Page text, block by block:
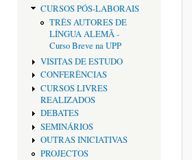
CURSOS PÓS-LABORAIS
TRÊS AUTORES DE
LÍNGUA ALEMÃ -
Curso Breve na UPP
VISITAS DE ESTUDO
CONFERÊNCIAS
CURSOS LIVRES
REALIZADOS
DEBATES
SEMINÁRIOS
OUTRAS INICIATIVAS
PROJECTOS